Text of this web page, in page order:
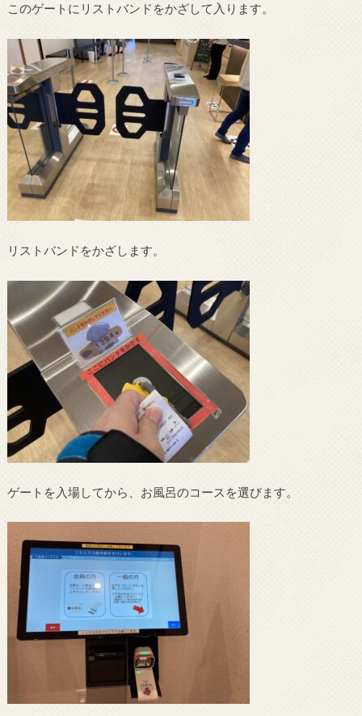
このゲートにリストバンドをかざして入ります。
リストバンドをかざします。
ゲートを入場してから、お風呂のコースを選びます。